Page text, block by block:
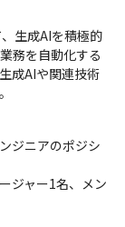
生成AIを積極的
務を自動化する
成AIや関連技術
ジニアのポジシ
ジャー1名、メン